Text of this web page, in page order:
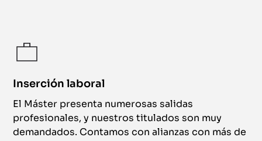
Inserción laboral
El Máster presenta numerosas salidas
profesionales, y nuestros titulados son muy
demandados. Contamos con alianzas con más de